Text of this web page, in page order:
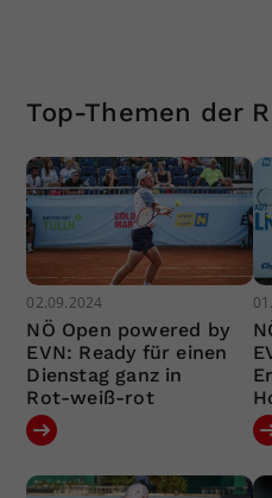
Top-Themen der
02.09.2024
NÖ Open powered by
EVN: Ready für einen
Dienstag ganz in
Rot-weiß-rot